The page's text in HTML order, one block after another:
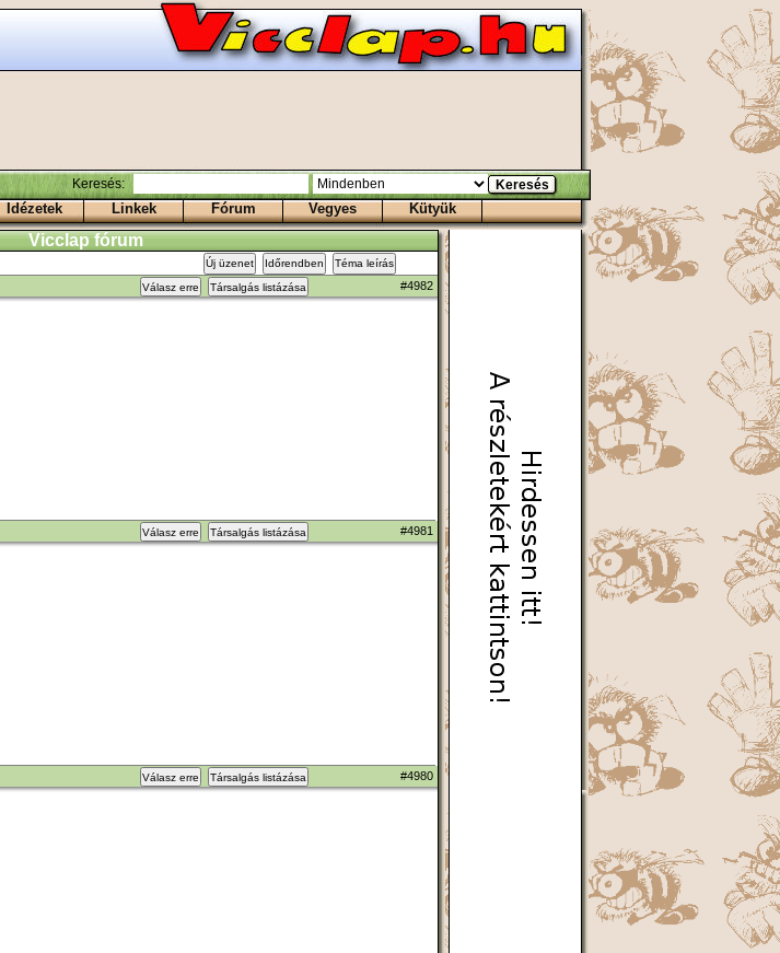
Keresés:
Idézetek Linkek Fórum Vegyes Kütyük
Vicclap fórum
Új üzenet Időrendben Téma leírás
Válasz erre Társalgás listázása #4982
Válasz erre Társalgás listázása #4981
Válasz erre Társalgás listázása #4980